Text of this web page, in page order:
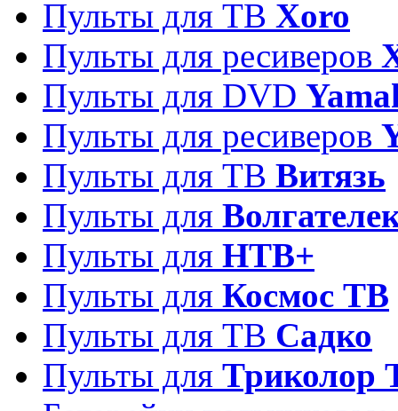
Пульты для ТВ Xoro
Пульты для ресиверов
Пульты для DVD
Пульты для ресиверов
Пульты для ТВ Витязь
Пульты для
Пульты для НТВ+
Пульты для Космос ТВ
Пульты для ТВ Садко
Пульты для Триколор